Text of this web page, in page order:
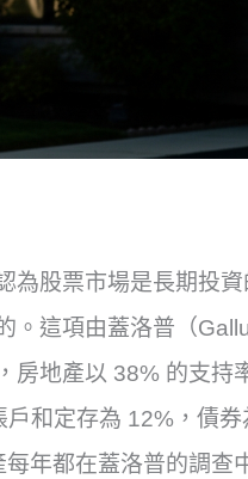
為股票市場是長期投
。這項由蓋洛普（
房地產以 38% 的支持
和定存為 12%，債券
年都在蓋洛普的調查